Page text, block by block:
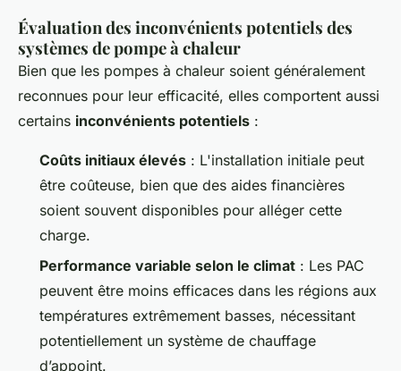
Évaluation des inconvénients potentiels des
systèmes de pompe à chaleur
Bien que les pompes à chaleur soient généralement
reconnues pour leur efficacité, elles comportent aussi
certains inconvénients potentiels :
Coûts initiaux élevés : L'installation initiale peut
être coûteuse, bien que des aides financières
soient souvent disponibles pour alléger cette
charge.
Performance variable selon le climat : Les PAC
peuvent être moins efficaces dans les régions aux
températures extrêmement basses, nécessitant
potentiellement un système de chauffage
d’appoint.